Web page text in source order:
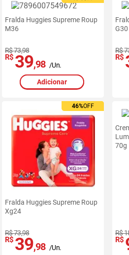
Fralda Huggies Supreme Roup
M36
R$ 73,98
R$ 39,98 /Un.
Adicionar
G30
R$
R$
46%OFF
46%OFF
Fralda Huggies Supreme Roup
Xg24
R$ 73,98
R$ 39,98 /Un.
70g
R$
R$